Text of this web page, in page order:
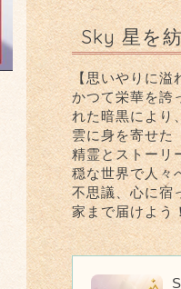
Sky 星を
【思いやりに
かつて栄華を誇
れた暗黒により
雲に身を寄せた
精霊とストーリ
穏な世界で人々
不思議、心に宿
家まで届けよう